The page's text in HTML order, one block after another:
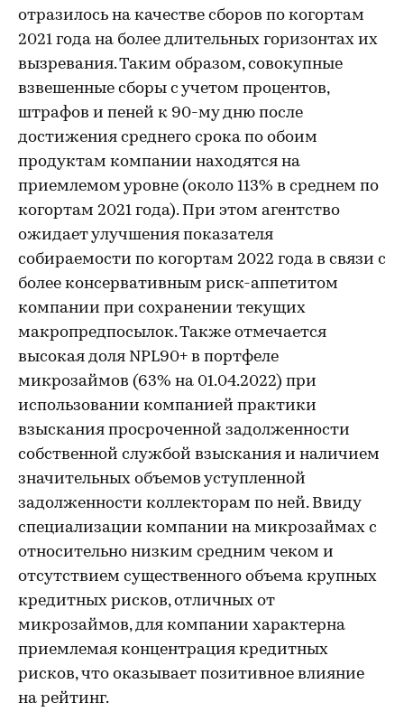
отразилось на качестве сборов по когортам
2021 года на более длительных горизонтах их
вызревания. Таким образом, совокупные
взвешенные сборы с учетом процентов,
штрафов и пеней к 90-му дню после
достижения среднего срока по обоим
продуктам компании находятся на
приемлемом уровне (около 113% в среднем по
когортам 2021 года). При этом агентство
ожидает улучшения показателя
собираемости по когортам 2022 года в связи с
более консервативным риск-аппетитом
компании при сохранении текущих
макропредпосылок. Также отмечается
высокая доля NPL90+ в портфеле
микрозаймов (63% на 01.04.2022) при
использовании компанией практики
взыскания просроченной задолженности
собственной службой взыскания и наличием
значительных объемов уступленной
задолженности коллекторам по ней. Ввиду
специализации компании на микрозаймах с
относительно низким средним чеком и
отсутствием существенного объема крупных
кредитных рисков, отличных от
микрозаймов, для компании характерна
приемлемая концентрация кредитных
рисков, что оказывает позитивное влияние
на рейтинг.